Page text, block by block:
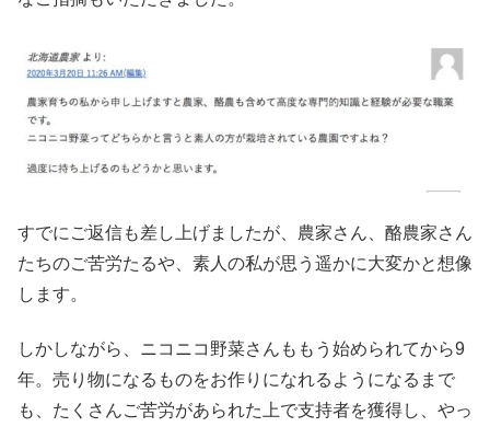
すでにご返信も差し上げましたが、農家さん、酪農家さん
たちのご苦労たるや、素人の私が思う遥かに大変かと想像
します。
しかしながら、ニコニコ野菜さんももう始められてから9
年。売り物になるものをお作りになれるようになるまで
も、たくさんご苦労があられた上で支持者を獲得し、やっ